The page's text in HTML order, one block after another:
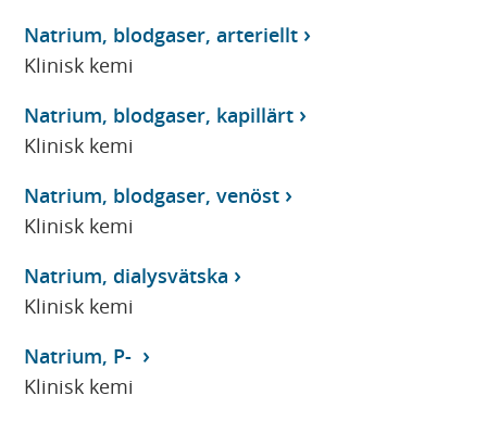
Natrium, blodgaser, arteriellt
Klinisk kemi
Natrium, blodgaser, kapillärt
Klinisk kemi
Natrium, blodgaser, venöst
Klinisk kemi
Natrium, dialysvätska
Klinisk kemi
Natrium, P-
Klinisk kemi